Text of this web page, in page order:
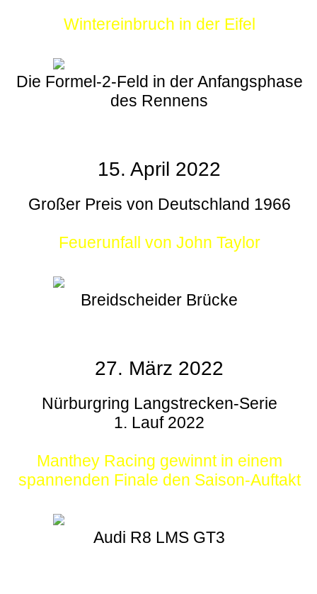
Wintereinbruch in der Eifel
Die Formel-2-Feld in der Anfangsphase
des Rennens
15. April 2022
Großer Preis von Deutschland 1966
Feuerunfall von John Taylor
Breidscheider Brücke
27. März 2022
Nürburgring Langstrecken-Serie
1. Lauf 2022
Manthey Racing gewinnt in einem
spannenden Finale den Saison-Auftakt
Audi R8 LMS GT3